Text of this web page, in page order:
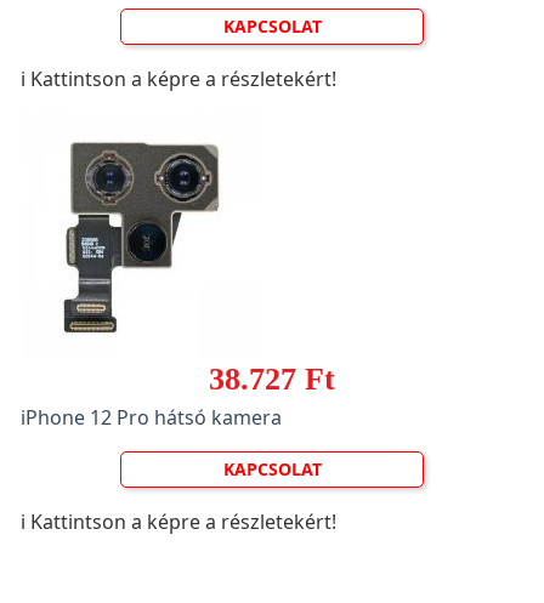
KAPCSOLAT
ℹ️ Kattintson a képre a részletekért!
38.727 Ft
iPhone 12 Pro hátsó kamera
KAPCSOLAT
ℹ️ Kattintson a képre a részletekért!